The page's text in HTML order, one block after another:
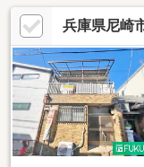
８，０００円は年２回
１，８００，０００円
サポートいたします
売尼崎店にお任せくだ
フ一同お待ちしており
２９８１
兵庫県尼崎